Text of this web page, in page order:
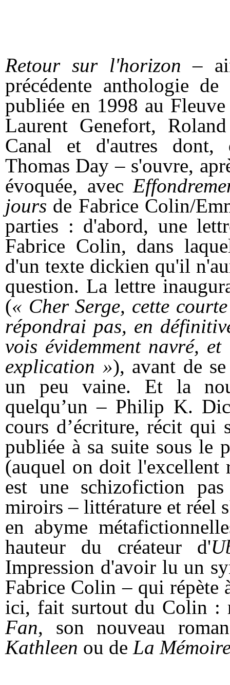
Retour sur l'horizon –
précédente anthologie de
publiée en 1998 au
Laurent Genefort,
Canal et d'autres dont,
Thomas Day – s'ouvre,
évoquée, avec
jours de Fabrice Colin/
parties : d'abord, une
Fabrice Colin, dans
d'un texte dickien qu'il
question. La lettre
(« Cher Serge, cette
répondrai pas, en
vois évidemment navré,
explication »), avant de
un peu vaine. Et la
quelqu’un – Philip K.
cours d’écriture, récit qui
publiée à sa suite sous le
(auquel on doit l'excellent
est une schizofiction
miroirs – littérature et réel
en abyme
hauteur du créateur d'
Impression d'avoir lu un
Fabrice Colin – qui
ici, fait surtout du Colin :
Fan, son nouveau
Kathleen ou de La